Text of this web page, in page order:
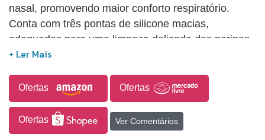
nasal, promovendo maior conforto respiratório.
Conta com três pontas de silicone macias,
adequadas para uma limpeza delicada das narinas,
além de níveis de sucção ajustáveis que permitem
design ergonômico facilita o manuseio com uma
única mão, proporcionando praticidade durante o
uso. O produto também possui lanterna embutida,
que auxilia na visualização para uma limpeza mais
Ofertas Ofertas
Ofertas Ver Comentários